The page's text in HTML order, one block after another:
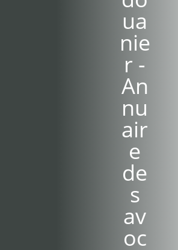
ua
nie
r -
An
nu
air
e
de
s
av
oc